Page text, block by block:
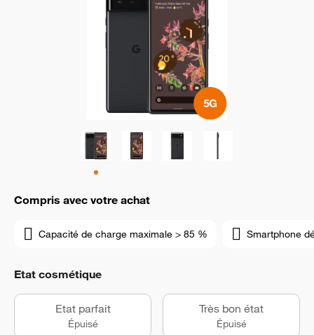
Compris avec votre achat
Capacité de charge maximale > 85 % Smartphone
Etat cosmétique
Etat parfait
Épuisé
Très bon état
Épuisé